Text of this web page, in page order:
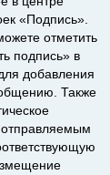
«Подпись».
отметить
подпись» в
добавления
Также